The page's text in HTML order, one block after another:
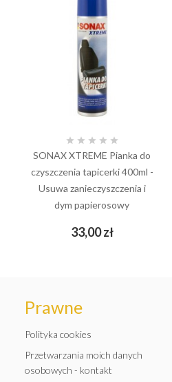
    
SONAX XTREME Pianka do
czyszczenia tapicerki 400ml -
Usuwa zanieczyszczenia i
dym papierosowy
33,00 złCena
Prawne
Polityka cookies
Przetwarzania moich danych
osobowych - kontakt